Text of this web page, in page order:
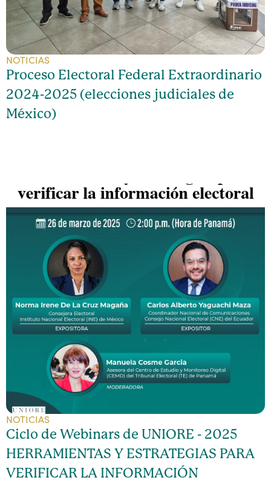
NOTICIAS
Proceso Electoral Federal Extraordinario
2024-2025 (elecciones judiciales de
México)
NOTICIAS
Ciclo de Webinars de UNIORE - 2025
HERRAMIENTAS Y ESTRATEGIAS PARA
VERIFICAR LA INFORMACIÓN